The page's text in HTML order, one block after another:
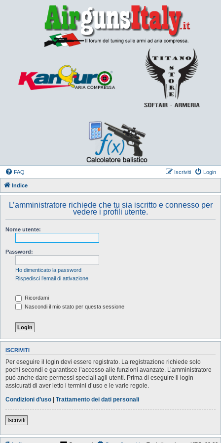
FAQ Login
Iscriviti
Indice
L’amministratore richiede che tu sia iscritto e connesso per
vedere i profili utente.
Nome utente:
Password:
Ho dimenticato la password
Rispedisci l’email di attivazione
Ricordami
Nascondi il mio stato per questa sessione
ISCRIVITI
Per eseguire il login devi essere registrato. La registrazione richiede solo
pochi secondi e garantisce l’accesso alle funzioni avanzate. L’amministratore
può anche dare permessi speciali agli utenti. Prima di eseguire il login
assicurati di aver letto i termini d’uso e le varie regole.
Condizioni d’uso | Trattamento dei dati personali
Iscriviti